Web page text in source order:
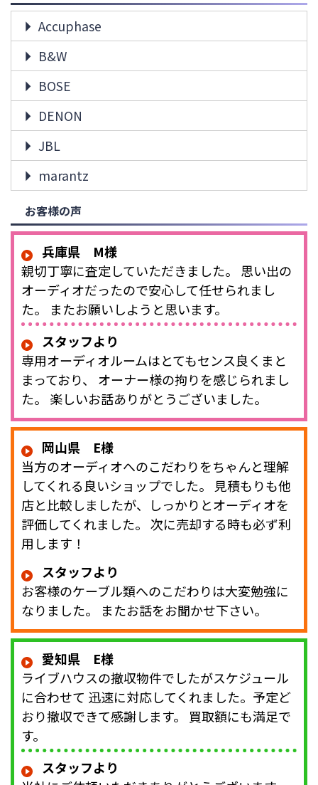
Accuphase
B&W
BOSE
DENON
JBL
marantz
お客様の声
兵庫県 M様
親切丁寧に査定していただきました。 思い出の
オーディオだったので安心して任せられまし
た。 またお願いしようと思います。
スタッフより
専用オーディオルームはとてもセンス良くまと
まっており、 オーナー様の拘りを感じられまし
た。 楽しいお話ありがとうございました。
岡山県 E様
当方のオーディオへのこだわりをちゃんと理解
してくれる良いショップでした。 見積もりも他
店と比較しましたが、しっかりとオーディオを
評価してくれました。 次に売却する時も必ず利
用します！
スタッフより
お客様のケーブル類へのこだわりは大変勉強に
なりました。 またお話をお聞かせ下さい。
愛知県 E様
ライブハウスの撤収物件でしたがスケジュール
に合わせて 迅速に対応してくれました。予定ど
おり撤収できて感謝します。 買取額にも満足で
す。
スタッフより